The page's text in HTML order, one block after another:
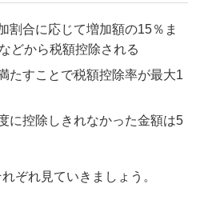
割合に応じて増加額の15％ま
どから税額控除される
たすことで税額控除率が最大1
に控除しきれなかった金額は5
ぞれ見ていきましょう。